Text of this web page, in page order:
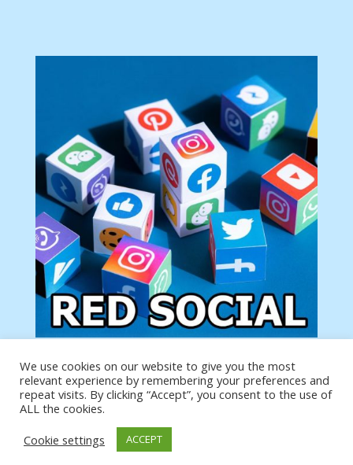
Tu anuncio va aquí
Podemos poner tu anuncio aquí con un link de tu
producto o página
We use cookies on our website to give you the most
relevant experience by remembering your preferences and
repeat visits. By clicking “Accept”, you consent to the use of
ALL the cookies.
Cookie settings
ACCEPT
https://analytics.google.com/analytics/web/?